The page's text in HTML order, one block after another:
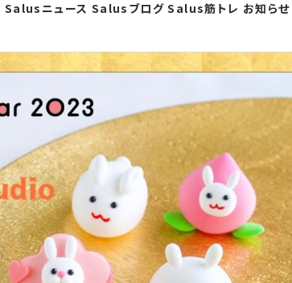
Salusニュース Salusブログ Salus筋トレ お知らせ